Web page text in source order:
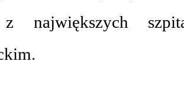
z największych